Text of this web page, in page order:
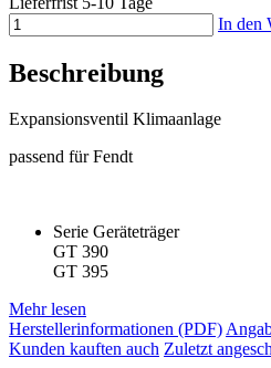
In den
Beschreibung
Expansionsventil Klimaanlage
passend für Fendt
Serie Geräteträger
GT 390
GT 395
Mehr lesen
Herstellerinformationen (PDF)
Kunden kauften auch Zuletzt